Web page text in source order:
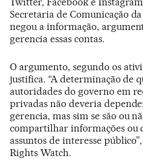
Secretaria de Comunicação
negou a informação,
gerencia essas contas.
O argumento, segundo os
justifica. “A determinação de
autoridades do governo em
privadas não deveria
gerencia, mas sim se são ou
compartilhar informações ou
assuntos de interesse
Rights Watch.